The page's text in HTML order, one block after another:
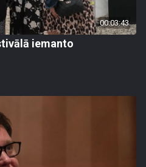
00:03:43
iemanto